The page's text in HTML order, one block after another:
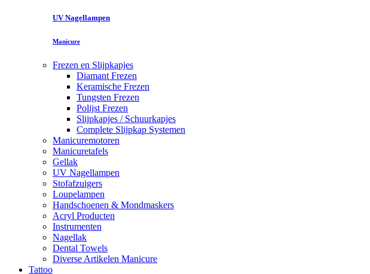
UV Nagellampen
Manicure
Frezen en Slijpkapjes
Diamant Frezen
Keramische Frezen
Tungsten Frezen
Polijst Frezen
Slijpkapjes / Schuurkapjes
Complete Slijpkap Systemen
Manicuremotoren
Manicuretafels
Gellak
UV Nagellampen
Stofafzuigers
Loupelampen
Handschoenen & Mondmaskers
Acryl Producten
Instrumenten
Nagellak
Dental Towels
Diverse Artikelen Manicure
Tattoo